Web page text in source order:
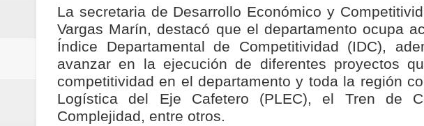
calle San Juan de Dios del Centro Histórico
Regionetnoticias / Pereira avanza con resultados en
Regionetnoticias / Estas son las millonarias
Regionetnoticias / Gobernación de Caldas hace
La secretaria de Desarrollo Económico y
Vargas Marín, destacó que el departamento ocupa
Índice Departamental de Competitividad (IDC),
avanzar en la ejecución de diferentes proyectos
competitividad en el departamento y toda la región
Logística del Eje Cafetero (PLEC), el Tren de
Complejidad, entre otros.